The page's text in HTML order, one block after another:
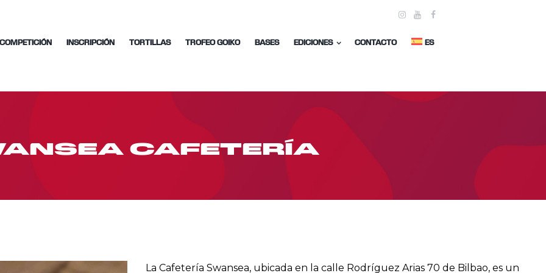
COMPETICIÓN INSCRIPCIÓN TORTILLAS TROFEO GOIKO BASES EDICIONES CONTACTO ES
CAFETERÍA
La Cafetería Swansea, ubicada en la calle Rodríguez Arias 70 de Bilbao, es un